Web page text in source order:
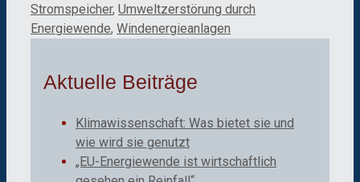
Stromspeicher, Umweltzerstörung durch
Energiewende, Windenergieanlagen
Aktuelle Beiträge
Klimawissenschaft: Was bietet sie und
wie wird sie genutzt
„EU-Energiewende ist wirtschaftlich